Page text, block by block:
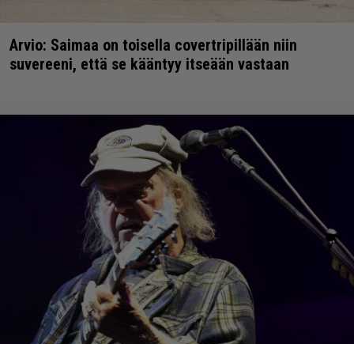
Arvio: Saimaa on toisella covertripillään niin
suvereeni, että se kääntyy itseään vastaan